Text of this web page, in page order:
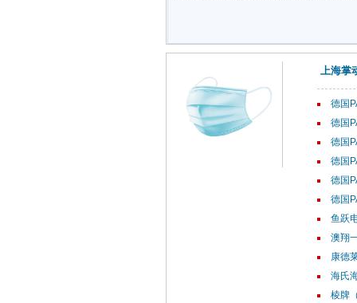
上海掌
德国
德国
德国
德国
德国
德国
鱼跃
澳翔
康德
海氏
棱牌